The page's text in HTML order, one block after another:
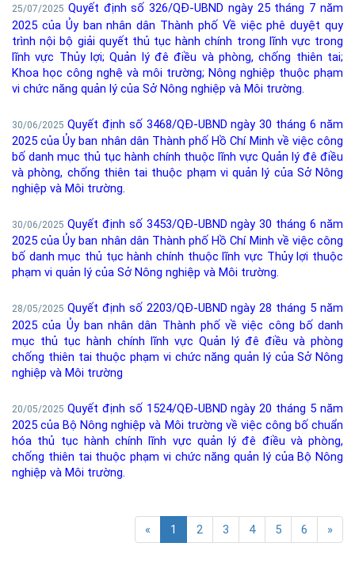
25/07/2025 Quyết định số 326/QĐ-UBND ngày 25 tháng 7 năm
2025 của Ủy ban nhân dân Thành phố Về việc phê duyệt quy
trình nội bộ giải quyết thủ tục hành chính trong lĩnh vực trong
lĩnh vực Thủy lợi; Quản lý đê điều và phòng, chống thiên tai;
Khoa học công nghệ và môi trường; Nông nghiệp thuộc phạm
vi chức năng quản lý của Sở Nông nghiệp và Môi trường.
30/06/2025 Quyết định số 3468/QĐ-UBND ngày 30 tháng 6 năm
2025 của Ủy ban nhân dân Thành phố Hồ Chí Minh về việc công
bố danh mục thủ tục hành chính thuộc lĩnh vực Quản lý đê điều
và phòng, chống thiên tai thuộc phạm vi quản lý của Sở Nông
nghiệp và Môi trường.
30/06/2025 Quyết định số 3453/QĐ-UBND ngày 30 tháng 6 năm
2025 của Ủy ban nhân dân Thành phố Hồ Chí Minh về việc công
bố danh mục thủ tục hành chính thuộc lĩnh vực Thủy lợi thuộc
phạm vi quản lý của Sở Nông nghiệp và Môi trường.
28/05/2025 Quyết định số 2203/QĐ-UBND ngày 28 tháng 5 năm
2025 của Ủy ban nhân dân Thành phố về việc công bố danh
mục thủ tục hành chính lĩnh vực Quản lý đê điều và phòng
chống thiên tai thuộc phạm vi chức năng quản lý của Sở Nông
nghiệp và Môi trường
20/05/2025 Quyết định số 1524/QĐ-UBND ngày 20 tháng 5 năm
2025 của Bộ Nông nghiệp và Môi trường về việc công bố chuẩn
hóa thủ tục hành chính lĩnh vực quản lý đê điều và phòng,
chống thiên tai thuộc phạm vi chức năng quản lý của Bộ Nông
nghiệp và Môi trường.
« 1 2 3 4 5 6 »